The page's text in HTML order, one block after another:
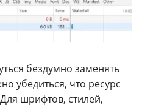
бездумно заменять
убедиться, что ресурс
шрифтов, стилей,